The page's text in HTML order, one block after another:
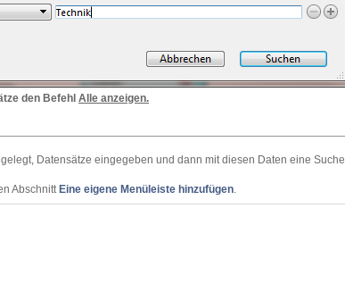
den Befehl Alle anzeigen.
Datensätze eingegeben und dann mit diesen Daten eine Suche
Abschnitt Eine eigene Menüleiste hinzufügen.